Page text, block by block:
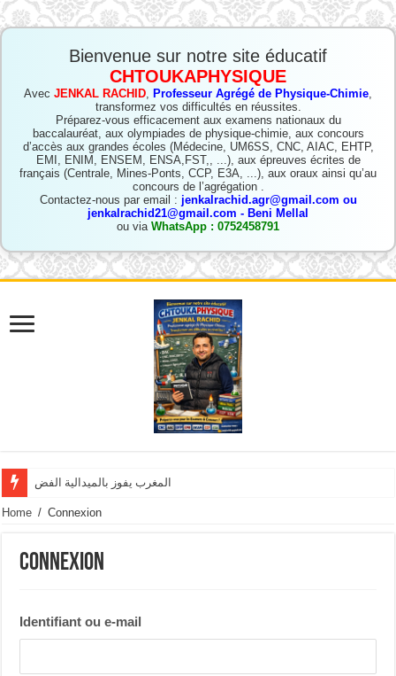
Bienvenue sur notre site éducatif
CHTOUKAPHYSIQUE
Avec JENKAL RACHID, Professeur Agrégé de Physique-Chimie,
transformez vos difficultés en réussites.
Préparez-vous efficacement aux examens nationaux du
baccalauréat, aux olympiades de physique-chimie, aux concours
d’accès aux grandes écoles (Médecine, UM6SS, CNC, AIAC, EHTP,
EMI, ENIM, ENSEM, ENSA,FST,, ...), aux épreuves écrites de
français (Centrale, Mines-Ponts, CCP, E3A, ...), aux oraux ainsi qu’au
concours de l’agrégation .
Contactez-nous par email : jenkalrachid.agr@gmail.com ou
jenkalrachid21@gmail.com - Beni Mellal
ou via WhatsApp : 0752458791
المغرب يفوز بالميدالية الفضية وينال تنو
Home / Connexion
Connexion
Identifiant ou e-mail